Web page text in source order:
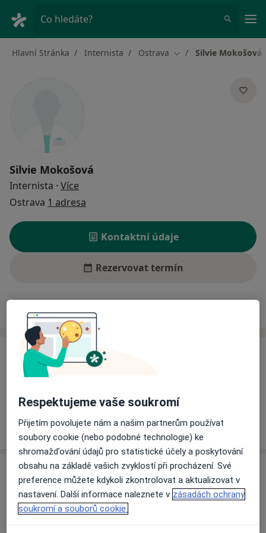
Co hledáte?
Hlavní Stránka Internista Ostrava Změna města
Silvie Mokošová
Silvie Mokošová
Internista · Více
Ostrava 1 adresa
Kontaktní údaje
Rezervovat termín
Ceník Adresy
Ceník
Informace o službách a cenách nejsou k dispozici
Tento specialista ještě nepřidával žádné informace o
svých službách.
Adresa
Fakultní nemocnice Ostrava
17. listopadu 1790/5,
Respektujeme vaše soukromí
Přijetím povolujete nám a našim partnerům používat
soubory cookie (nebo podobné technologie) ke
shromažďování údajů pro statistické účely a poskytování
obsahu na základě vašich zvyklostí při procházení. Své
preference můžete kdykoli zkontrolovat a aktualizovat v
nastavení. Další informace naleznete v zásadách ochrany
soukromí a souborů cookie.